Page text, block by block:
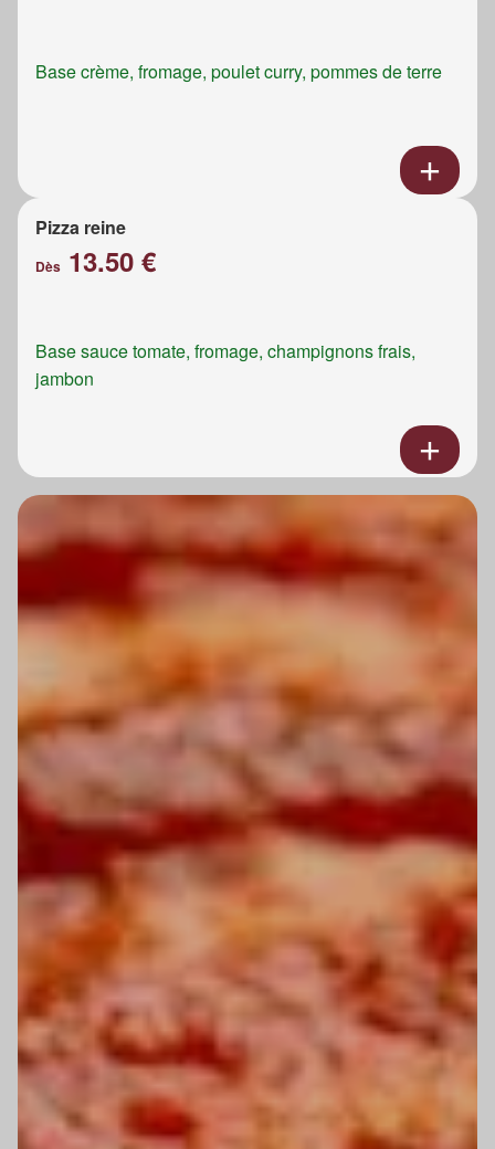
Base crème, fromage, poulet curry, pommes de terre
Pizza reine
Dès 13.50 €
Base sauce tomate, fromage, champignons frais,
jambon